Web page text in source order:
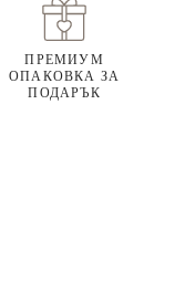
ПРЕМИУМ
ОПАКОВКА ЗА
ПОДАРЪК